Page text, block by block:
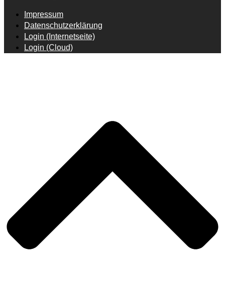
Impressum
Datenschutzerklärung
Login (Internetseite)
Login (Cloud)